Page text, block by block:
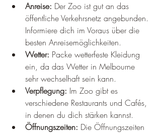
Anreise: Der Zoo ist gut an das
öffentliche Verkehrsnetz angebunden.
Informiere dich im Voraus über die
besten Anreisemöglichkeiten.
Wetter: Packe wetterfeste Kleidung
ein, da das Wetter in Melbourne
sehr wechselhaft sein kann.
Verpflegung: Im Zoo gibt es
verschiedene Restaurants und Cafés,
in denen du dich stärken kannst.
Öffnungszeiten: Die Öffnungszeiten